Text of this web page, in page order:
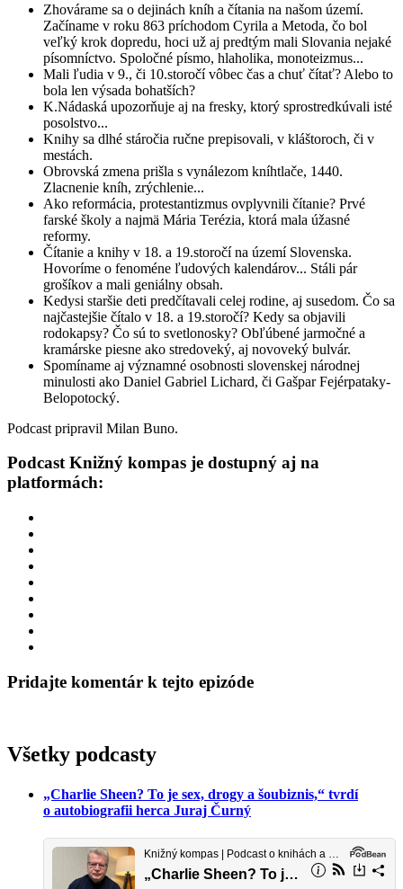
Zhovárame sa o dejinách kníh a čítania na našom území.
Začíname v roku 863 príchodom Cyrila a Metoda, čo bol
veľký krok dopredu, hoci už aj predtým mali Slovania nejaké
písomníctvo. Spoločné písmo, hlaholika, monoteizmus...
Mali ľudia v 9., či 10.storočí vôbec čas a chuť čítať? Alebo to
bola len výsada bohatších?
K.Nádaská upozorňuje aj na fresky, ktorý sprostredkúvali isté
posolstvo...
Knihy sa dlhé stáročia ručne prepisovali, v kláštoroch, či v
mestách.
Obrovská zmena prišla s vynálezom kníhtlače, 1440.
Zlacnenie kníh, zrýchlenie...
Ako reformácia, protestantizmus ovplyvnili čítanie? Prvé
farské školy a najmä Mária Terézia, ktorá mala úžasné
reformy.
Čítanie a knihy v 18. a 19.storočí na území Slovenska.
Hovoríme o fenoméne ľudových kalendárov... Stáli pár
grošíkov a mali geniálny obsah.
Kedysi staršie deti predčítavali celej rodine, aj susedom. Čo sa
najčastejšie čítalo v 18. a 19.storočí? Kedy sa objavili
rodokapsy? Čo sú to svetlonosky? Obľúbené jarmočné a
kramárske piesne ako stredoveký, aj novoveký bulvár.
Spomíname aj významné osobnosti slovenskej národnej
minulosti ako Daniel Gabriel Lichard, či Gašpar Fejérpataky-
Belopotocký.
Podcast pripravil Milan Buno.
Podcast Knižný kompas je dostupný aj na
platformách:
Pridajte komentár k tejto epizóde
Všetky podcasty
„Charlie Sheen? To je sex, drogy a šoubiznis,“ tvrdí
o autobiografii herca Juraj Čurný